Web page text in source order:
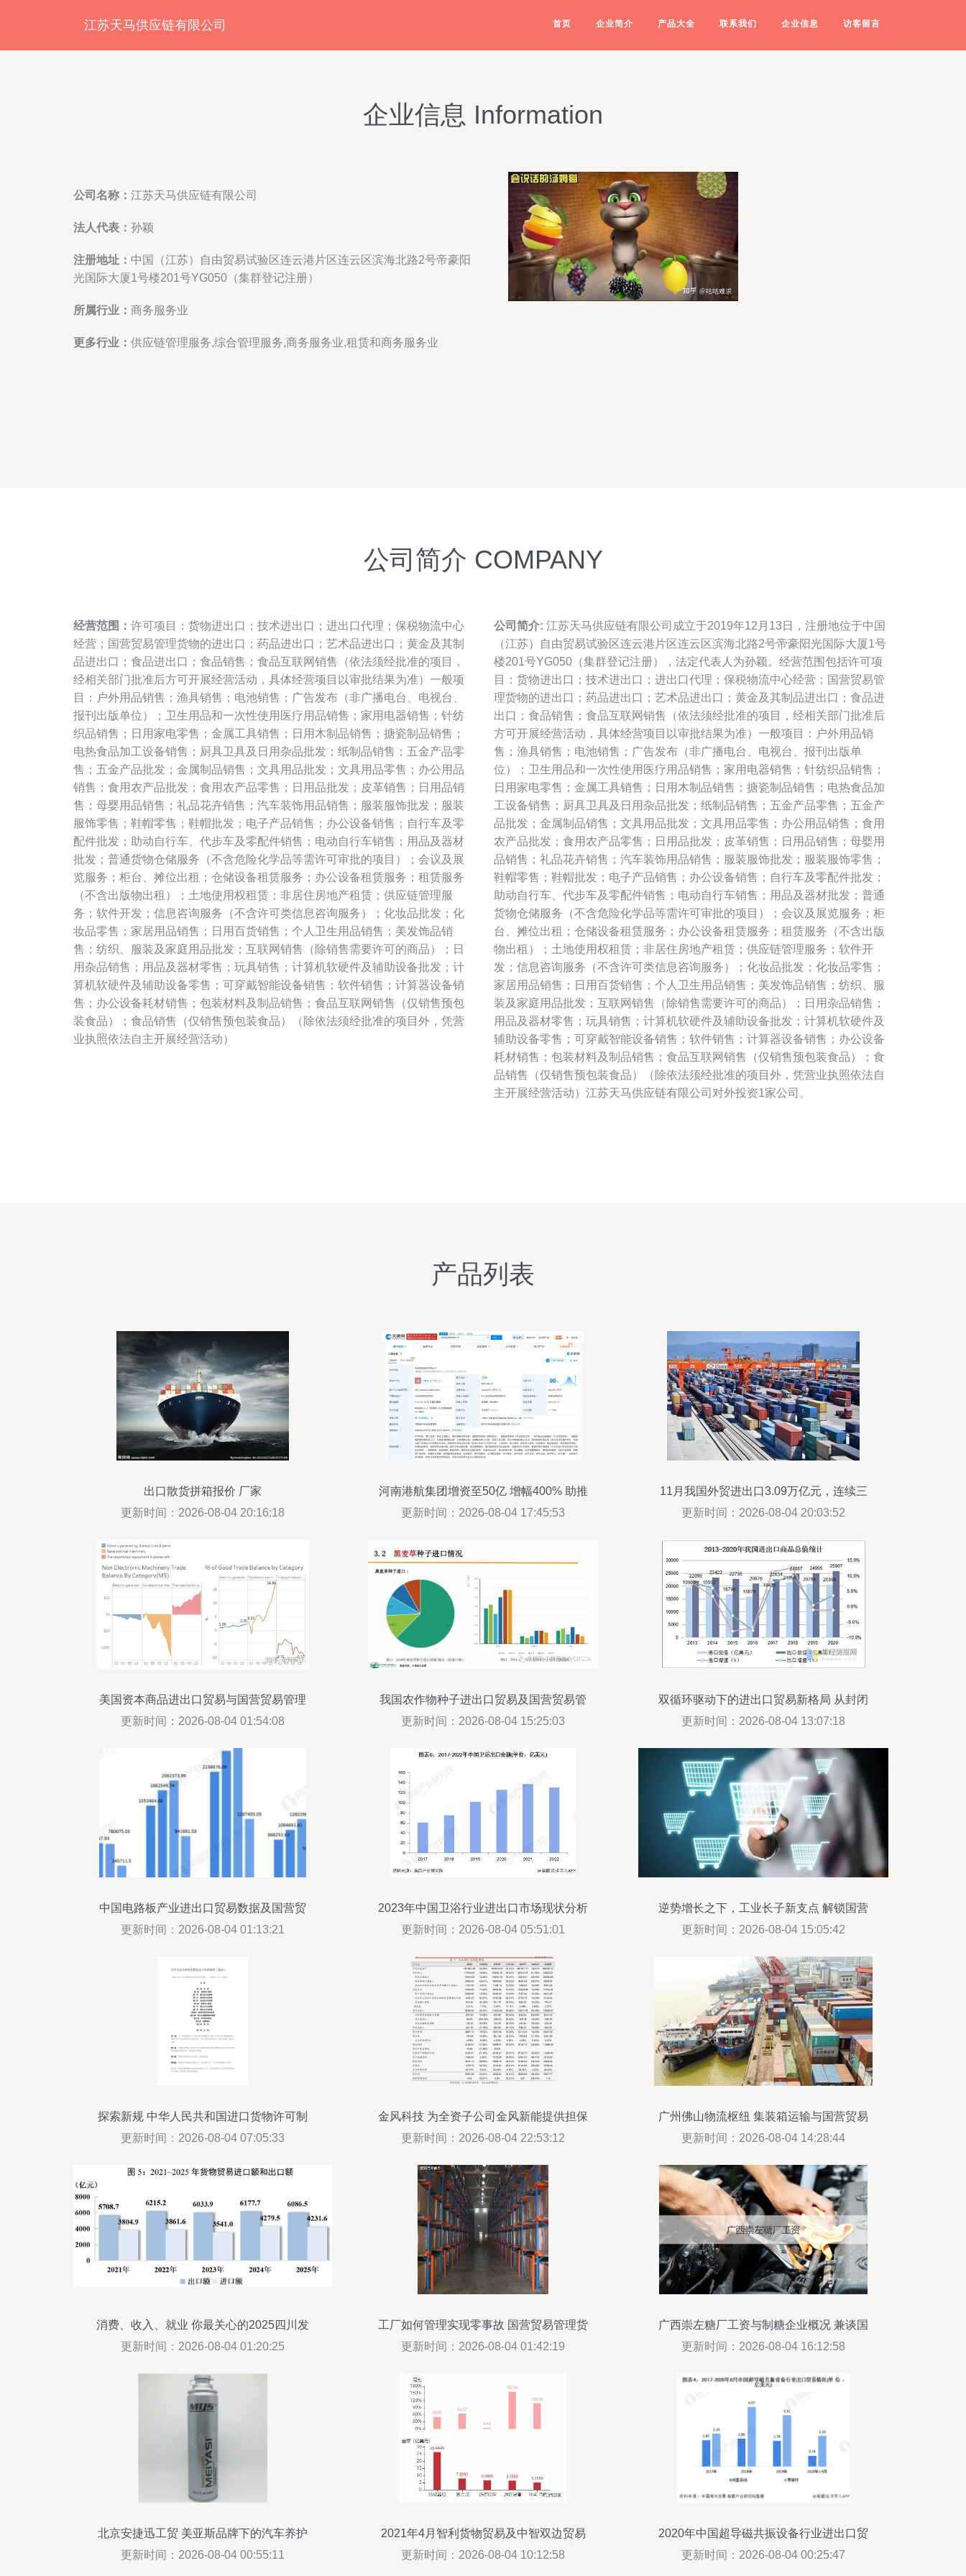
江苏天马供应链有限公司 首页 企业简介 产品大全 联系我们 企业信息 访客留言
企业信息 Information
公司名称： 江苏天马供应链有限公司
法人代表： 孙颖
注册地址： 中国（江苏）自由贸易试验区连云港片区连云区滨海北路2号帝豪阳
光国际大厦1号楼201号YG050（集群登记注册）
所属行业： 商务服务业
更多行业： 供应链管理服务,综合管理服务,商务服务业,租赁和商务服务业
公司简介 COMPANY
经营范围： 许可项目：货物进出口；技术进出口；进出口代理；保税物流中心
经营；国营贸易管理货物的进出口；药品进出口；艺术品进出口；黄金及其制
品进出口；食品进出口；食品销售；食品互联网销售（依法须经批准的项目，
经相关部门批准后方可开展经营活动，具体经营项目以审批结果为准）一般项
目：户外用品销售；渔具销售；电池销售；广告发布（非广播电台、电视台、
报刊出版单位）；卫生用品和一次性使用医疗用品销售；家用电器销售；针纺
织品销售；日用家电零售；金属工具销售；日用木制品销售；搪瓷制品销售；
电热食品加工设备销售；厨具卫具及日用杂品批发；纸制品销售；五金产品零
售；五金产品批发；金属制品销售；文具用品批发；文具用品零售；办公用品
销售；食用农产品批发；食用农产品零售；日用品批发；皮革销售；日用品销
售；母婴用品销售；礼品花卉销售；汽车装饰用品销售；服装服饰批发；服装
服饰零售；鞋帽零售；鞋帽批发；电子产品销售；办公设备销售；自行车及零
配件批发；助动自行车、代步车及零配件销售；电动自行车销售；用品及器材
批发；普通货物仓储服务（不含危险化学品等需许可审批的项目）；会议及展
览服务；柜台、摊位出租；仓储设备租赁服务；办公设备租赁服务；租赁服务
（不含出版物出租）；土地使用权租赁；非居住房地产租赁；供应链管理服
务；软件开发；信息咨询服务（不含许可类信息咨询服务）；化妆品批发；化
妆品零售；家居用品销售；日用百货销售；个人卫生用品销售；美发饰品销
售；纺织、服装及家庭用品批发；互联网销售（除销售需要许可的商品）；日
用杂品销售；用品及器材零售；玩具销售；计算机软硬件及辅助设备批发；计
算机软硬件及辅助设备零售；可穿戴智能设备销售；软件销售；计算器设备销
售；办公设备耗材销售；包装材料及制品销售；食品互联网销售（仅销售预包
装食品）；食品销售（仅销售预包装食品）（除依法须经批准的项目外，凭营
业执照依法自主开展经营活动）
公司简介: 江苏天马供应链有限公司成立于2019年12月13日，注册地位于中国
（江苏）自由贸易试验区连云港片区连云区滨海北路2号帝豪阳光国际大厦1号
楼201号YG050（集群登记注册），法定代表人为孙颖。经营范围包括许可项
目：货物进出口；技术进出口；进出口代理；保税物流中心经营；国营贸易管
理货物的进出口；药品进出口；艺术品进出口；黄金及其制品进出口；食品进
出口；食品销售；食品互联网销售（依法须经批准的项目，经相关部门批准后
方可开展经营活动，具体经营项目以审批结果为准）一般项目：户外用品销
售；渔具销售；电池销售；广告发布（非广播电台、电视台、报刊出版单
位）；卫生用品和一次性使用医疗用品销售；家用电器销售；针纺织品销售；
日用家电零售；金属工具销售；日用木制品销售；搪瓷制品销售；电热食品加
工设备销售；厨具卫具及日用杂品批发；纸制品销售；五金产品零售；五金产
品批发；金属制品销售；文具用品批发；文具用品零售；办公用品销售；食用
农产品批发；食用农产品零售；日用品批发；皮革销售；日用品销售；母婴用
品销售；礼品花卉销售；汽车装饰用品销售；服装服饰批发；服装服饰零售；
鞋帽零售；鞋帽批发；电子产品销售；办公设备销售；自行车及零配件批发；
助动自行车、代步车及零配件销售；电动自行车销售；用品及器材批发；普通
货物仓储服务（不含危险化学品等需许可审批的项目）；会议及展览服务；柜
台、摊位出租；仓储设备租赁服务；办公设备租赁服务；租赁服务（不含出版
物出租）；土地使用权租赁；非居住房地产租赁；供应链管理服务；软件开
发；信息咨询服务（不含许可类信息咨询服务）；化妆品批发；化妆品零售；
家居用品销售；日用百货销售；个人卫生用品销售；美发饰品销售；纺织、服
装及家庭用品批发；互联网销售（除销售需要许可的商品）；日用杂品销售；
用品及器材零售；玩具销售；计算机软硬件及辅助设备批发；计算机软硬件及
辅助设备零售；可穿戴智能设备销售；软件销售；计算器设备销售；办公设备
耗材销售；包装材料及制品销售；食品互联网销售（仅销售预包装食品）；食
品销售（仅销售预包装食品）（除依法须经批准的项目外，凭营业执照依法自
主开展经营活动）江苏天马供应链有限公司对外投资1家公司。
产品列表
出口散货拼箱报价 厂家
更新时间：2026-08-04 20:16:18
河南港航集团增资至50亿 增幅400% 助推
国际贸易新篇章
更新时间：2026-08-04 17:45:53
11月我国外贸进出口3.09万亿元，连续三
个月正增长，国营贸易管理货物进出口稳
更新时间：2026-08-04 20:03:52
美国资本商品进出口贸易与国营贸易管理
货物的政策分析
更新时间：2026-08-04 01:54:08
我国农作物种子进出口贸易及国营贸易管
理现状分析
更新时间：2026-08-04 15:25:03
双循环驱动下的进出口贸易新格局 从封闭
内卷到全域循环
更新时间：2026-08-04 13:07:18
中国电路板产业进出口贸易数据及国营贸
易管理分析
更新时间：2026-08-04 01:13:21
2023年中国卫浴行业进出口市场现状分析
近一年进出口总额和贸易顺差均有所回落
更新时间：2026-08-04 05:51:01
逆势增长之下，工业长子新支点 解锁国营
贸易货物进出口的破局之道
更新时间：2026-08-04 15:05:42
探索新规 中华人民共和国进口货物许可制
度与国营贸易管理的十字路口
更新时间：2026-08-04 07:05:33
金风科技 为全资子公司金风新能提供担保
的责任与出口管制思考
更新时间：2026-08-04 22:53:12
广州佛山物流枢纽 集装箱运输与国营贸易
管理实务指南
更新时间：2026-08-04 14:28:44
消费、收入、就业 你最关心的2025四川发
展数据都在这里
更新时间：2026-08-04 01:20:25
工厂如何管理实现零事故 国营贸易管理货
物的进出口上篇
更新时间：2026-08-04 01:42:19
广西崇左糖厂工资与制糖企业概况 兼谈国
营贸易管理货物的进出口特点
更新时间：2026-08-04 16:12:58
北京安捷迅工贸 美亚斯品牌下的汽车养护
与多领域产品生态解析
更新时间：2026-08-04 00:55:11
2021年4月智利货物贸易及中智双边贸易
概况 国立矿产资源管理下的进出口趋势分
更新时间：2026-08-04 10:12:58
2020年中国超导磁共振设备行业进出口贸
易分析 德国成为主要进口市场，国营贸易
更新时间：2026-08-04 00:25:47